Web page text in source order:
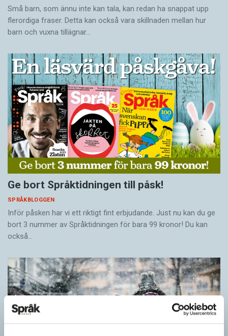
Små barn, som ännu inte kan tala, kan redan ha snappat upp
flerordiga fraser. Detta kan också vara skillnaden mellan hur
barn och vuxna tillägnar…
Ge bort Språktidningen till påsk!
SPRÅKBLOGGEN
Inför påsken har vi ett riktigt fint erbjudande. Just nu kan du ge
bort 3 nummer av Språktidningen för bara 99 kronor! Du kan
också…